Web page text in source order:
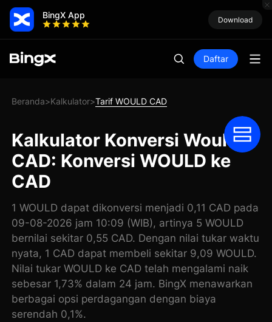
BingX App Download
Daftar
Beranda>Kalkulator>Tarif WOULD CAD
Kalkulator Konversi Would
CAD: Konversi WOULD ke
CAD
1 WOULD dapat dikonversi menjadi 0,11 CAD pada
09-08-2026 jam 10:09 (WIB), artinya 5 WOULD
bernilai sekitar 0,55 CAD. Dengan nilai tukar waktu
nyata, 1 CAD dapat membeli sekitar 9,09 WOULD.
Nilai tukar WOULD ke CAD telah mengalami naik
sebesar 1,73% dalam 24 jam. BingX menawarkan
berbagai opsi perdagangan dengan biaya
serendah 0,1%.